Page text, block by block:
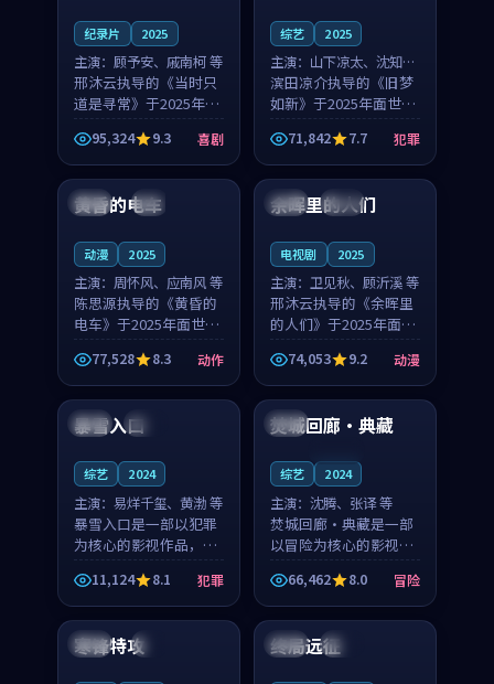
纪录片 2025
主演： 顾予安、戚南柯 等
邢沐云执导的《当时只
道是寻常》于2025年面
世，泰国的城市气质与
母女情深的人物心境共
同构筑了影片基调。顾
予安、戚南柯用细腻的
表演撑起整部喜剧电
95,324 9.3 喜剧
综艺 2025
主演： 山下凉太、沈知韵
等
滨田凉介执导的《旧梦
如新》于2025年面世，
中国台湾的城市气质与
异国相遇的人物心境共
同构筑了影片基调。山
下凉太、沈知韵用细腻
的表演撑起整部犯罪
71,842 7.7 犯罪
日本 4K
黄昏的电车
动漫 2025
主演： 周怀风、应南风 等
陈思源执导的《黄昏的
电车》于2025年面世，
日本的城市气质与渔村
故事的人物心境共同构
筑了影片基调。周怀
风、应南风用细腻的表
演撑起整部动作电影，
77,528 8.3 动作
泰国 完结
余晖里的人们
电视剧 2025
主演： 卫见秋、顾沂溪 等
邢沐云执导的《余晖里
的人们》于2025年面
世，泰国的城市气质与
小镇生活的人物心境共
同构筑了影片基调。卫
见秋、顾沂溪用细腻的
表演撑起整部动漫电
74,053 9.2 动漫
中国 杜比
暴雪入口
综艺 2024
主演： 易烊千玺、黄渤 等
暴雪入口是一部以犯罪
为核心的影视作品，围
绕危机、反转与人物成
长展开，整体节奏紧
凑，值得推荐观看。
11,124 8.1 犯罪
英国
焚城回廊·典藏
综艺 2024
主演： 沈腾、张译 等
焚城回廊·典藏是一部
以冒险为核心的影视作
品，围绕危机、反转与
人物成长展开，整体节
奏紧凑，值得推荐观
看。
66,462 8.0 冒险
中国 4K
寒锋特攻 中国 完结
终局远征